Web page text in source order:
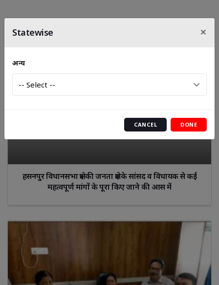
हसनपुर विधानसभा क्षेत्र की जनता क्षेत्र के सांसद व विधायक से कई
महत्वपूर्ण मांगों के पूरा किए जाने की आस में
Statewise ×
अन्य
CANCEL DONE